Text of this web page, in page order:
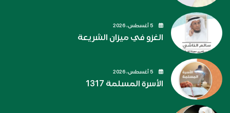
الغزو في ميزان الشريعة
الأسرة المسلمة 1317